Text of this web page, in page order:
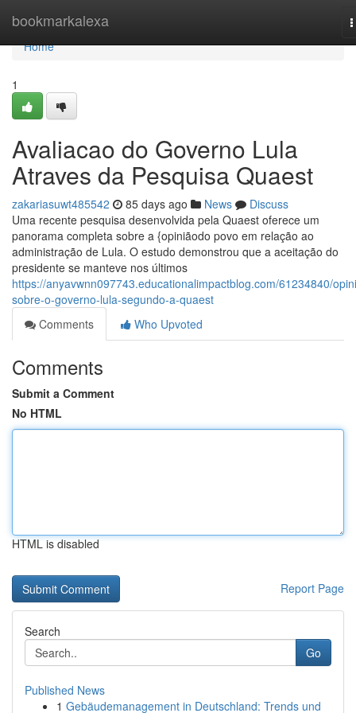
bookmarkalexa
Home
Home
1
Avaliacao do Governo Lula
Atraves da Pesquisa Quaest
zakariasuwt485542 85 days ago News
Discuss
Uma recente pesquisa desenvolvida pela Quaest oferece um
panorama completa sobre a {opiniãodo povo em relação ao
administração de Lula. O estudo demonstrou que a aceitação do
presidente se manteve nos últimos
https://anyavwnn097743.educationalimpactblog.com/61234840/
sobre-o-governo-lula-segundo-a-quaest
Comments
Who Upvoted
Comments
Submit a Comment
No HTML
HTML is disabled
Report Page
Search
Go
Published News
1 Gebäudemanagement in Deutschland: Trends und